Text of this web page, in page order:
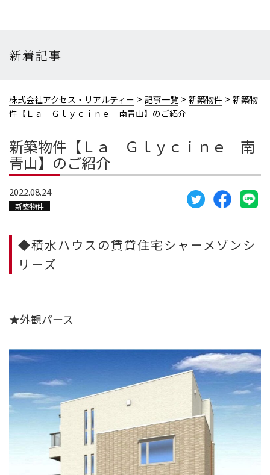
新着記事
株式会社アクセス・リアルティー > 記事一覧 > 新築物件 > 新築物
件【Ｌａ Ｇｌｙｃｉｎｅ 南青山】のご紹介
新築物件【Ｌａ Ｇｌｙｃｉｎｅ 南
青山】のご紹介
2022.08.24
新築物件
◆積水ハウスの賃貸住宅シャーメゾンシ
リーズ
★外観パース